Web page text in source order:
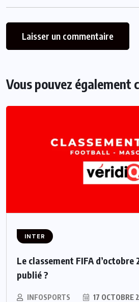
Vous pouvez également
INTER
Le classement FIFA
publié ?
INFOSPORTS 17 OCTOBRE